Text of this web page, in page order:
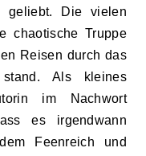
Die vielen
chaotische Truppe
Reisen durch das
Als kleines
in im Nachwort
es irgendwann
Feenreich und